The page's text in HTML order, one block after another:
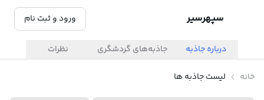
سپهرسیر ورود و ثبت نام
درباره جاذبه جاذبه‌های گردشگری نظرات
خانه لیست جاذبه ها